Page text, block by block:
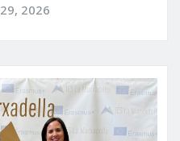
2026